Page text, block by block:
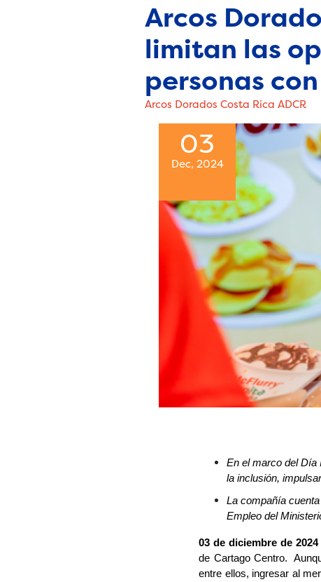
Arcos
limitan las
personas
Arcos Dorados Costa Rica ADCR
03
Dec, 2024
En el marco del Día
la inclusión,
La compañía
Empleo del
03 de diciembre de 2024
de Cartago Centro.
entre ellos, ingresar al